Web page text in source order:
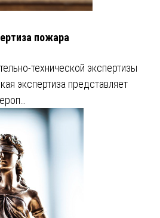
пожара
технической экспертизы
экспертиза представляет